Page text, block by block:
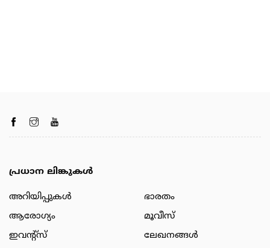
പ്രധാന ലിങ്കുകൾ
അറിയിപ്പുകള്‍
ആരോഗ്യം
ഇവന്റ്സ്
ഭാരതം
മൂവീസ്
ലേഖനങ്ങള്‍